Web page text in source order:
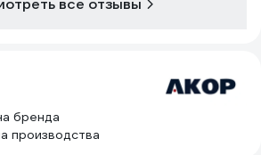
все отзывы
бренда
производства